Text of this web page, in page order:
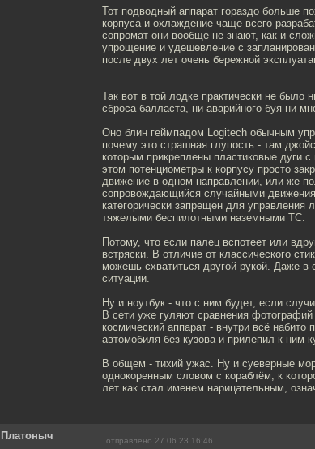
Тот подводный аппарат гораздо больше
корпуса и охлаждение чаще всего
сопромат они вообще не знают, как и
упрощение и удешевление с
после двух лет очень бережной
Так вот в той лодке практически не было
сброса балласта, ни аварийного буя ни
Оно блин геймпадом Logitech обычным
почему это страшная глупость - там
которым прикреплены пластиковые дуги
этом потенциометры к корпусу просто
движение в одном направлении, или же
сопровождающийся случайными
категорически запрещен для
тяжелыми беспилотными наземными ТС.
Потому, что если палец вспотеет или
встряски. В отличие от классического
можешь схватиться другой рукой. Даже в
ситуации.
Ну и ноутбук - что с ним будет, если
В сети уже гуляют сравнения
космический аппарат - внутри всё
автомобиля без кузова и прилепил к ним
В общем - тихий ужас. Ну и суеверные
однокоренным словом с кораблём, к
лет как стал именем нарицательным,
Платоныч отправлено 27.06.23 16:46